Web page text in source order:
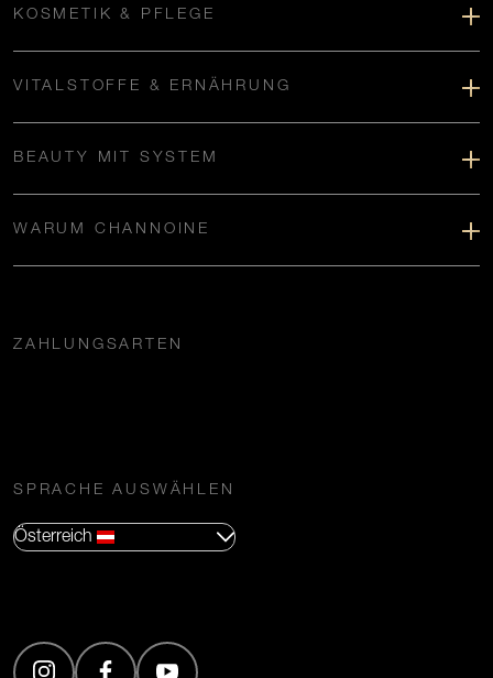
KOSMETIK & PFLEGE
VITALSTOFFE & ERNÄHRUNG
BEAUTY MIT SYSTEM
WARUM CHANNOINE
ZAHLUNGSARTEN
SPRACHE AUSWÄHLEN
Österreich
(Öffnet in neuem Tab)
(Öffnet in neuem Tab)
(Öffnet in neuem Tab)